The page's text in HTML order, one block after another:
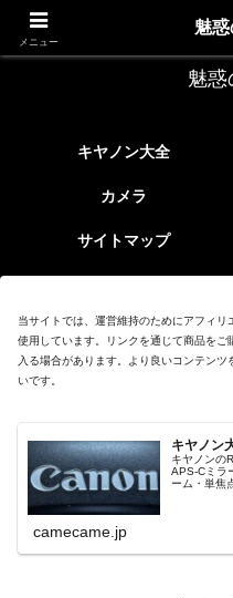
レト
魅惑
キヤノン大全
カメラ
サイトマップ
当サイトでは、運営維持のためにアフィ
使用しています。リンクを通じて商品を
入る場合があります。より良いコンテン
いです。
キヤノン
キヤノンの
APS-Cミラ
ーム・単焦
camecame.jp
メニュー
魅